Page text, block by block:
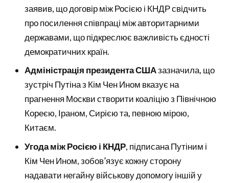
заявив, що договір між Росією і КНДР свідчить
про посилення співпраці між авторитарними
державами, що підкреслює важливість єдності
демократичних країн.
Адміністрація президента СШАзазначила, що
зустріч Путіна з Кім Чен Ином вказує на
прагнення Москви створити коаліцію з Північною
Кореєю, Іраном, Сирією та, певною мірою,
Китаєм.
Угода між Росією і КНДР, підписана Путіним і
Кім Чен Ином, зобов’язує кожну сторону
надавати негайну військову допомогу іншій у